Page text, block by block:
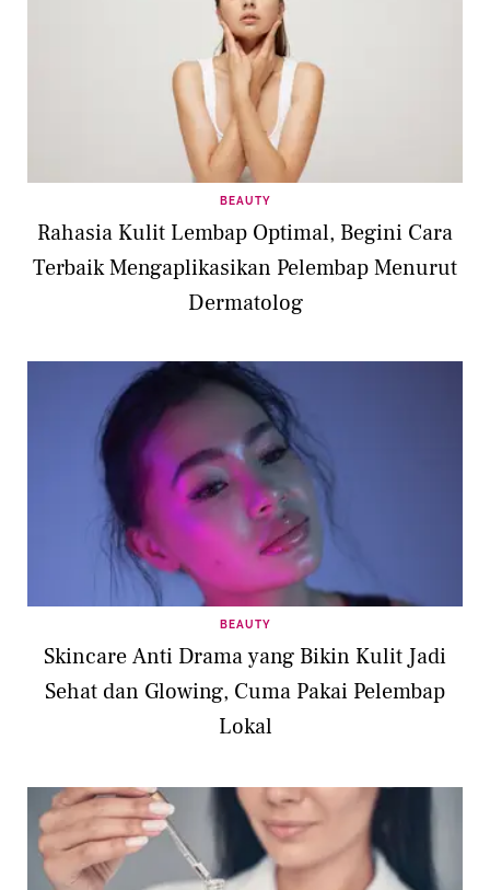
BEAUTY
Rahasia Kulit Lembap Optimal, Begini Cara
Terbaik Mengaplikasikan Pelembap Menurut
Dermatolog
BEAUTY
Skincare Anti Drama yang Bikin Kulit Jadi
Sehat dan Glowing, Cuma Pakai Pelembap
Lokal